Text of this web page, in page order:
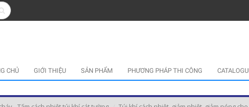
CHỦ GIỚI THIỆU SẢN PHẨM PHƯƠNG PHÁP THI CÔNG